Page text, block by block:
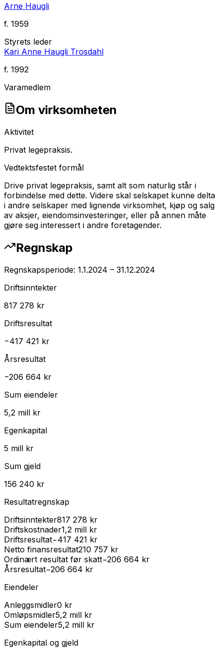
Arne Haugli
f. 1959
Styrets leder
Kari Anne Haugli Trosdahl
f. 1992
Varamedlem
Om virksomheten
Aktivitet
Privat legepraksis.
Vedtektsfestet formål
Drive privat legepraksis, samt alt som naturlig står i
forbindelse med dette. Videre skal selskapet kunne delta
i andre selskaper med lignende virksomhet, kjøp og salg
av aksjer, eiendomsinvesteringer, eller på annen måte
gjøre seg interessert i andre foretagender.
Regnskap
Regnskapsperiode: 1.1.2024 – 31.12.2024
Driftsinntekter
817 278 kr
Driftsresultat
−417 421 kr
Årsresultat
−206 664 kr
Sum eiendeler
5,2 mill kr
Egenkapital
5 mill kr
Sum gjeld
156 240 kr
Resultatregnskap
Driftsinntekter817 278 kr
Driftskostnader1,2 mill kr
Driftsresultat−417 421 kr
Netto finansresultat210 757 kr
Ordinært resultat før skatt−206 664 kr
Årsresultat−206 664 kr
Eiendeler
Anleggsmidler0 kr
Omløpsmidler5,2 mill kr
Sum eiendeler5,2 mill kr
Egenkapital og gjeld